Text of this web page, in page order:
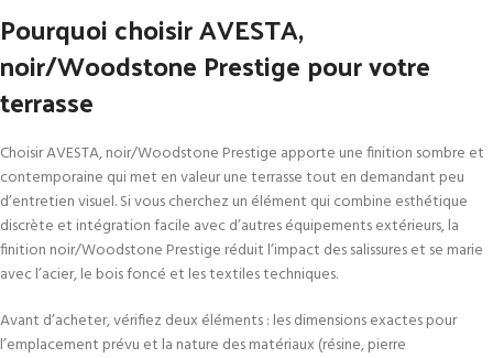
Pourquoi choisir AVESTA,
noir/Woodstone Prestige pour votre
terrasse
Choisir AVESTA, noir/Woodstone Prestige apporte une finition sombre et
contemporaine qui met en valeur une terrasse tout en demandant peu
d’entretien visuel. Si vous cherchez un élément qui combine esthétique
discrète et intégration facile avec d’autres équipements extérieurs, la
finition noir/Woodstone Prestige réduit l’impact des salissures et se marie
avec l’acier, le bois foncé et les textiles techniques.
Avant d’acheter, vérifiez deux éléments : les dimensions exactes pour
l’emplacement prévu et la nature des matériaux (résine, pierre